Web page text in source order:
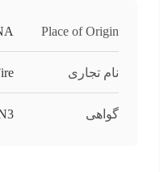
Place of Origin
نام تجاری
گواهی /